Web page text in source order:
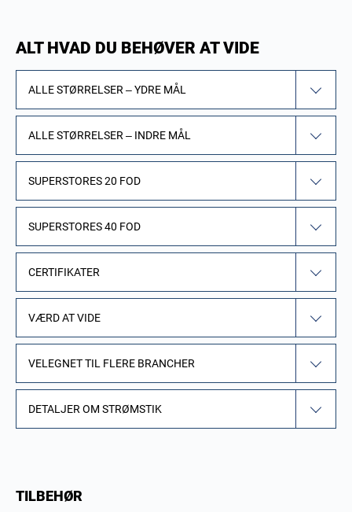
ALT HVAD DU BEHØVER AT VIDE
ALLE STØRRELSER – YDRE MÅL
ALLE STØRRELSER – INDRE MÅL
SUPERSTORES 20 FOD
SUPERSTORES 40 FOD
CERTIFIKATER
VÆRD AT VIDE
VELEGNET TIL FLERE BRANCHER
DETALJER OM STRØMSTIK
TILBEHØR